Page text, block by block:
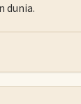
dunia.